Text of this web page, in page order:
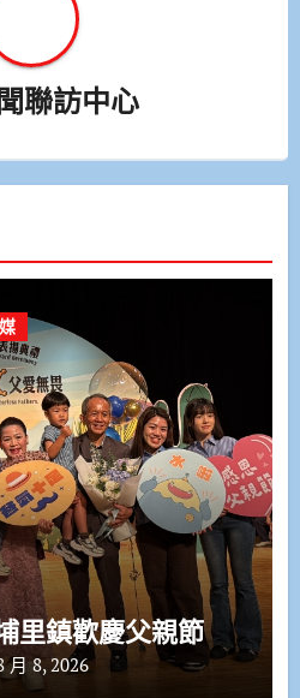
聯訪中心
鎮歡慶父親節
月 8, 2026